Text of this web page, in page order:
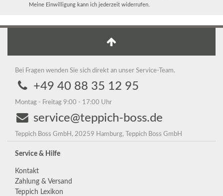
Meine Einwilligung kann ich jederzeit widerrufen.
Bei Fragen wenden Sie sich direkt an unser Service-Team.
+49 40 88 35 12 95
Montag - Freitag 9:00 - 17:00 Uhr
service@teppich-boss.de
Teppich Boss GmbH, 20259 Hamburg, Teppich Boss GmbH
Service & Hilfe
Kontakt
Zahlung & Versand
Teppich Lexikon